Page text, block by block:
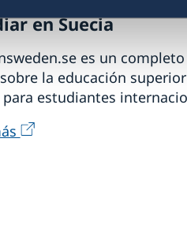
en Suecia
es un
la educación
para estudiantes